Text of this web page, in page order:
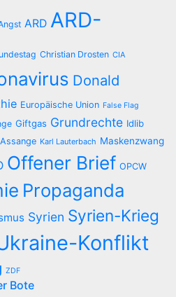
ARD ARD-
Christian Drosten CIA
Donald
Europäische Union False Flag
Giftgas Grundrechte Idlib
Karl Lauterbach Maskenzwang
Offener Brief OPCW
Propaganda
Syrien Syrien-Krieg
Konflikt
ZDF
Bote